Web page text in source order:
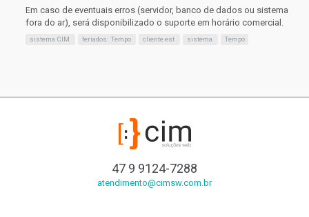
Em caso de eventuais erros (servidor, banco de dados ou sistema
fora do ar), será disponibilizado o suporte em horário comercial.
sistema CIM feriados: Tempo cliente est sistema Tempo
47 9 9124-7288
atendimento@cimsw.com.br